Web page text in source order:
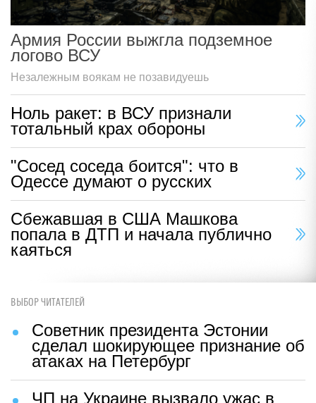
Армия России выжгла подземное
логово ВСУ
Незалежным воякам не позавидуешь
Ноль ракет: в ВСУ признали
тотальный крах обороны
"Сосед соседа боится": что в
Одессе думают о русских
Сбежавшая в США Машкова
попала в ДТП и начала публично
каяться
ВЫБОР ЧИТАТЕЛЕЙ
Советник президента Эстонии
сделал шокирующее признание об
атаках на Петербург
ЧП на Украине вызвало ужас в